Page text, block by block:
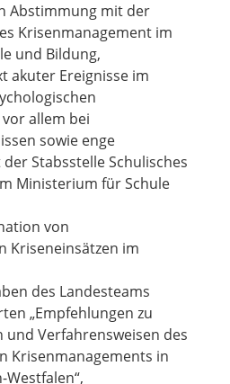
Abstimmung mit der
Krisenmanagement im
und Bildung,
akuter Ereignisse im
allem bei
sowie enge
Stabsstelle Schulisches
Ministerium für Schule
von
Kriseneinsätzen im
des Landesteams
„Empfehlungen zu
Verfahrensweisen des
Krisenmanagements in